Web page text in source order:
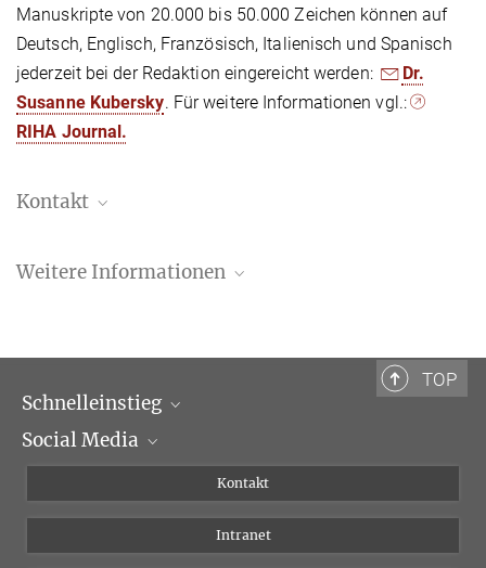
Manuskripte von 20.000 bis 50.000 Zeichen können auf
Deutsch, Englisch, Französisch, Italienisch und Spanisch
jederzeit bei der Redaktion eingereicht werden:
Dr.
Susanne Kubersky. Für weitere Informationen vgl.:
RIHA Journal.
Kontakt
Managing Editor Römisches Jahrbuch, RIHA Journal
Weitere Informationen
RIHA Journal Guidelines for authors
TOP
Schnelleinstieg
Wissenschaftliche Abteilungen
Social Media
Instagram
Bluesky
Kontakt
Intranet